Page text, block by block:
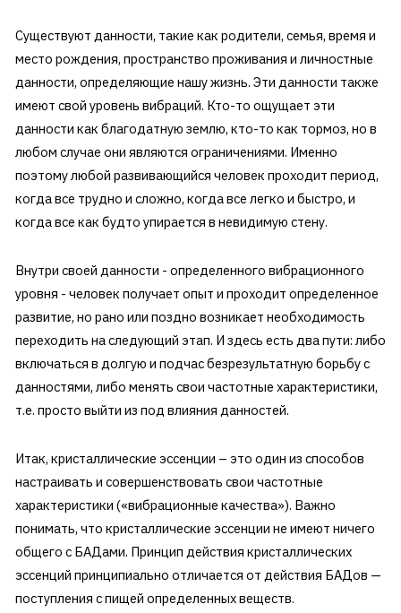
Существуют данности, такие как родители, семья, время и
место рождения, пространство проживания и личностные
данности, определяющие нашу жизнь. Эти данности также
имеют свой уровень вибраций. Кто-то ощущает эти
данности как благодатную землю, кто-то как тормоз, но в
любом случае они являются ограничениями. Именно
поэтому любой развивающийся человек проходит период,
когда все трудно и сложно, когда все легко и быстро, и
когда все как будто упирается в невидимую стену.
Внутри своей данности - определенного вибрационного
уровня - человек получает опыт и проходит определенное
развитие, но рано или поздно возникает необходимость
переходить на следующий этап. И здесь есть два пути: либо
включаться в долгую и подчас безрезультатную борьбу с
данностями, либо менять свои частотные характеристики,
т.е. просто выйти из под влияния данностей.
Итак, кристаллические эссенции – это один из способов
настраивать и совершенствовать свои частотные
характеристики («вибрационные качества»). Важно
понимать, что кристаллические эссенции не имеют ничего
общего с БАДами. Принцип действия кристаллических
эссенций принципиально отличается от действия БАДов —
поступления с пищей определенных веществ.